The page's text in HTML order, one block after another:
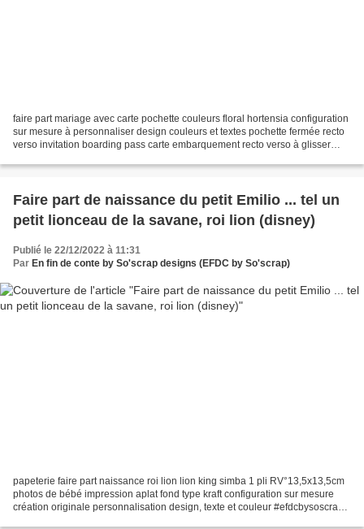
faire part mariage avec carte pochette couleurs floral hortensia configuration
sur mesure à personnaliser design couleurs et textes pochette fermée recto
verso invitation boarding pass carte embarquement recto verso à glisser
Faire part de naissance du petit Emilio ... tel un
petit lionceau de la savane, roi lion (disney)
Publié le 22/12/2022 à 11:31
Par En fin de conte by So'scrap designs (EFDC by So'scrap)
papeterie faire part naissance roi lion lion king simba 1 pli RV°13,5x13,5cm
photos de bébé impression aplat fond type kraft configuration sur mesure
création originale personnalisation design, texte et couleur #efdcbysoscrap